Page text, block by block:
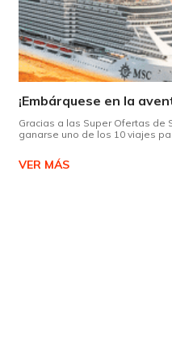
Gracias a las Super Ofertas de
ganarse uno de los 10 viajes
VER MÁS